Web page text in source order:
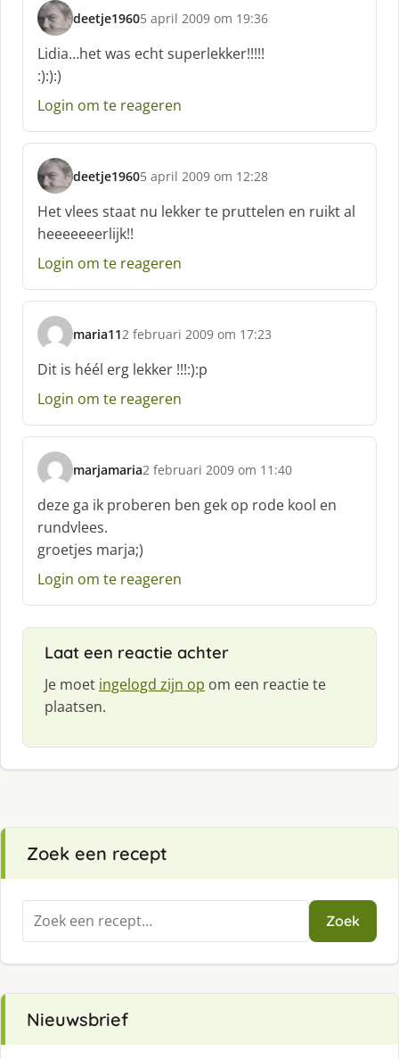
deetje1960
s
c
h
r
e
f
5 april 2009 om 19:36
Lidia…het was echt superlekker!!!!!
:):):)
Login om te reageren
deetje1960
s
c
h
r
e
f
5 april 2009 om 12:28
Het vlees staat nu lekker te pruttelen en ruikt al
heeeeeeerlijk!!
Login om te reageren
maria11
s
c
h
r
e
f
:
2 februari 2009 om 17:23
Dit is héél erg lekker !!!:):p
Login om te reageren
marjamaria
s
h
r
e
e
:
2 februari 2009 om 11:40
deze ga ik proberen ben gek op rode kool en
rundvlees.
groetjes marja;)
Login om te reageren
Laat een reactie achter
Je moet ingelogd zijn op om een reactie te
plaatsen.
Zoek een recept
Zoeken
naar:
Zoek
Nieuwsbrief